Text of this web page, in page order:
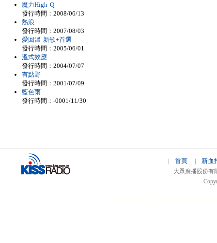
魔力High Q
發行時間：2008/06/13
熱浪
發行時間：2007/08/03
愛回溫 新歌+首選
發行時間：2005/06/01
溫式效應
發行時間：2004/07/07
有點野
發行時間：2001/07/09
藍色雨
發行時間：-0001/11/30
首頁 新血
大眾廣播股份有